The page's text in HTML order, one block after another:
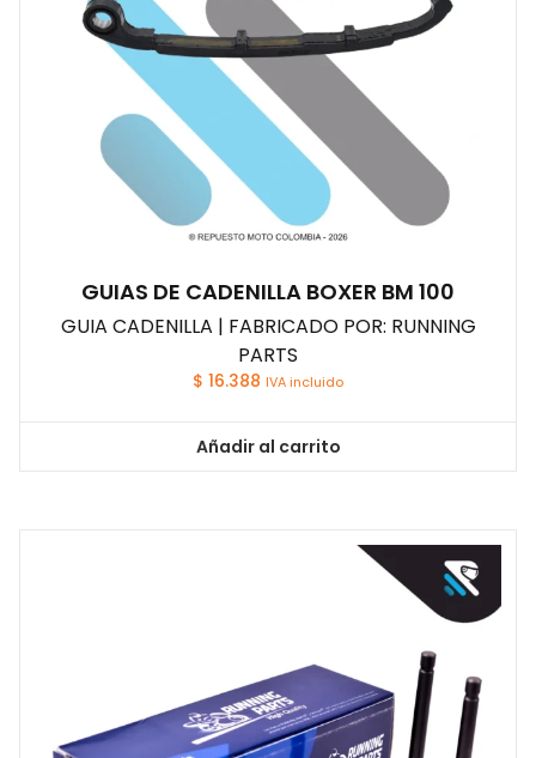
GUIAS DE CADENILLA BOXER BM 100
GUIA CADENILLA | FABRICADO POR: RUNNING
PARTS
$ 16.388 IVA incluido
Añadir al carrito